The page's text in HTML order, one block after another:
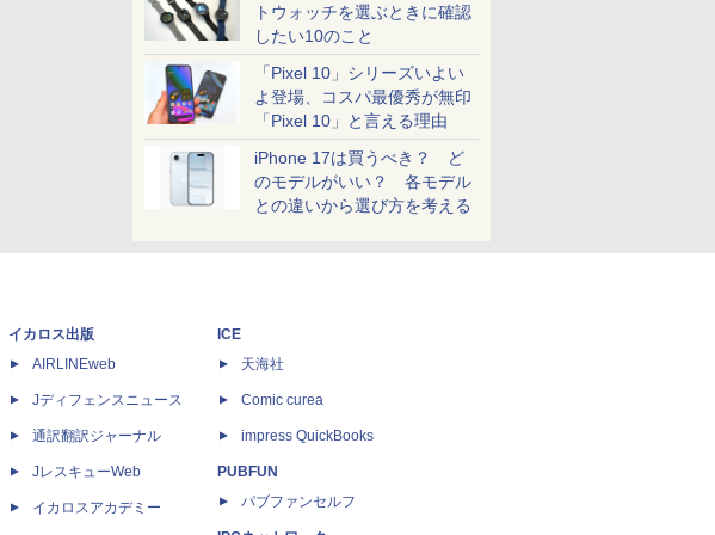
トウォッチを選ぶときに確認
したい10のこと
「Pixel 10」シリーズいよい
よ登場、コスパ最優秀が無印
「Pixel 10」と言える理由
iPhone 17は買うべき？ ど
のモデルがいい？ 各モデル
との違いから選び方を考える
イカロス出版
AIRLINEweb
Jディフェンスニュース
通訳翻訳ジャーナル
JレスキューWeb
イカロスアカデミー
ICE
天海社
Comic curea
impress QuickBooks
PUBFUN
パブファンセルフ